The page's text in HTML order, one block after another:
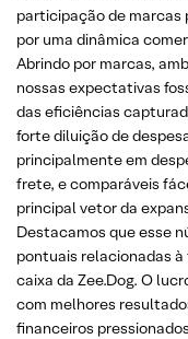
participação de marcas
por uma dinâmica
Abrindo por marcas,
nossas expectativas
das eficiências
forte diluição de
principalmente em
frete, e comparáveis
principal vetor da
Destacamos que esse
pontuais relacionadas
caixa da Zee.Dog. O
com melhores
financeiros